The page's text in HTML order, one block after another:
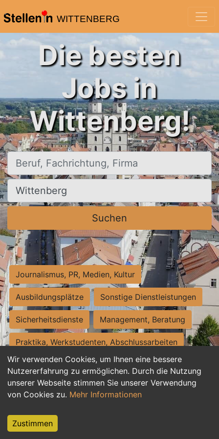
WITTENBERG
Wir verwenden Cookies, um Ihnen eine bessere
Nutzererfahrung zu ermöglichen. Durch die Nutzung
unserer Webseite stimmen Sie unserer Verwendung
von Cookies zu. Mehr Informationen
Zustimmen
Die besten
Jobs in
Wittenberg!
Beruf, Fachrichtung, Firma
Ort, Stadt
Suchen
Journalismus, PR, Medien, Kultur
Ausbildungsplätze Sonstige Dienstleistungen
Sicherheitsdienste Management, Beratung
Praktika, Werkstudenten, Abschlussarbeiten
Personalwesen Assistenz, Sekretariat
Hilfskräfte, Aushilfs- und Nebenjobs
Weiterbildung, Studium, duale Ausbildung